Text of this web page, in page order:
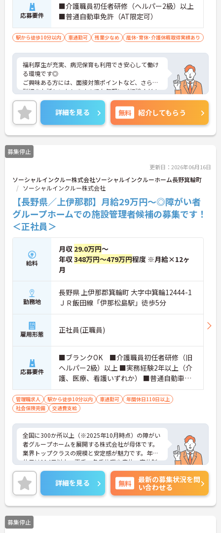
応募要件
■介護職員初任者研修（ヘルパー2級）以上
■普通自動車免許（AT限定可）
駅から徒歩10分以内 車通勤可 残業少なめ 産休･育休･介護休暇取得実績あり
福利厚生が充実、病児保育も利用でき安心して働け
る環境です◎
ご興味ある方には、面接対策ポイントなど、さらに
詳細をお話しいたしますのでお気軽にご相談くださ
い！
詳細を見る 無料 紹介してもらう
募集停止
更新日：2026年06月16日
ソーシャルインクルー株式会社ソーシャルインクルーホーム長野箕輪町
ソーシャルインクルー株式会社
【長野県／上伊那郡】月給29万円～◎障がい者
グループホームでの施設管理者候補の募集です！
＜正社員＞
給料
月収 29.0万円～
年収348万円～479万円程度 ※月給×12ヶ
月
勤務地
長野県 上伊那郡箕輪町 大字中箕輪12444-1
ＪＲ飯田線「伊那松島駅」徒歩5分
雇用形態 正社員(正職員)
応募要件
■ブランクOK ■介護職員初任者研修（旧
ヘルパー2級）以上 ■実務経験2年以上（介
護、医療、看護いずれか） ■普通自動車運
転免許(AT限定可) ※管理業務に就かれて
いた方歓迎
管理職求人 駅から徒歩10分以内 車通勤可
年間休日110日以上
社会保険完備
交通費支給
全国に300か所以上（※2025年10月時点）の障がい
者グループホームを展開する株式会社が母体です。
業界トップクラスの規模と安定感が魅力です。年間
休日は114日以上、夏季・冬季休暇や産休・育休制
度もしっかり整っており、プライベートとの両立も
可能。これまでのご経験を活かし、新しいキャリア
を築きたい方、ぜひご応募ください。20代から60代
まで、幅広い年代の方が活躍できる職場です。ご興
味のある方は詳細等をお伝えしますので、お気軽に
お問い合わせください。
詳細を見る 無料
最新の募集状況を問
い合わせる
募集停止